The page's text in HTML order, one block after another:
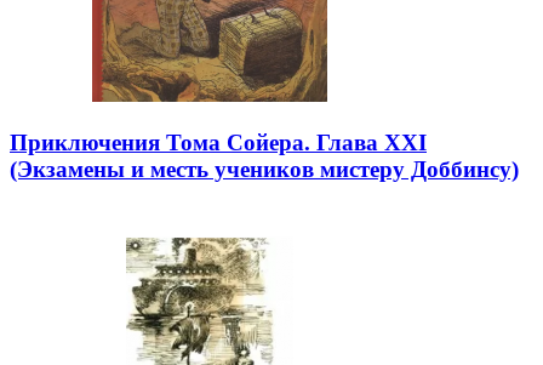
Приключения Тома Сойера. Глава XXI
(Экзамены и месть учеников мистеру Доббинсу)